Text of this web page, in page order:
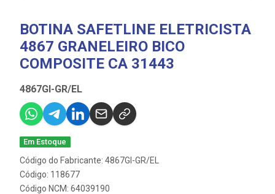
BOTINA SAFETLINE ELETRICISTA
4867 GRANELEIRO BICO
COMPOSITE CA 31443
4867GI-GR/EL
Em Estoque
Código do Fabricante: 4867GI-GR/EL
Código: 118677
Código NCM: 64039190